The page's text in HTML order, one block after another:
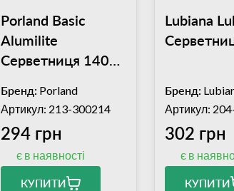
Porland Basic
Alumilite
Серветниця 140
(04ALM001392)
Бренд: Porland
Артикул: 213-300214
294 грн
є в наявності
КУПИТИ
Lubiana
Бренд:
Артикул:
302 грн
є в
КУПИТИ